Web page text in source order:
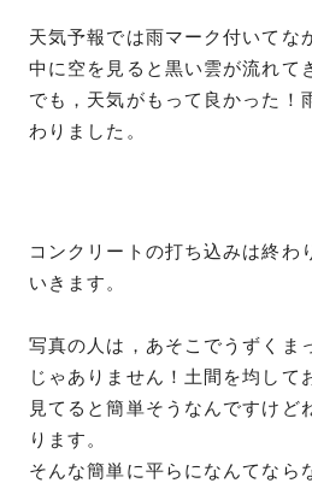
天気予報では雨マーク付いてな
中に空を見ると黒い雲が流れて
でも，天気がもって良かった！
わりました。
コンクリートの打ち込みは終わ
いきます。
写真の人は，あそこでうずくま
じゃありません！土間を均して
見てると簡単そうなんですけど
ります。
そんな簡単に平らになんてなら